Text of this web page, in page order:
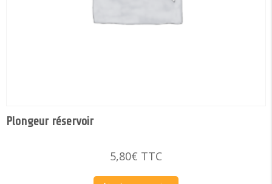
Plongeur réservoir
5,80€ TTC